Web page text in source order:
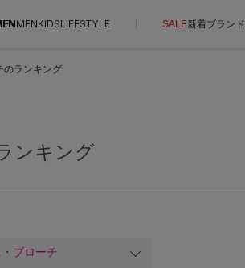
MENKIDSLIFESTYLE SALE新着ブランド
特集一覧
EDITOR'S CLOSET
のランキング
ンキング
ブローチ